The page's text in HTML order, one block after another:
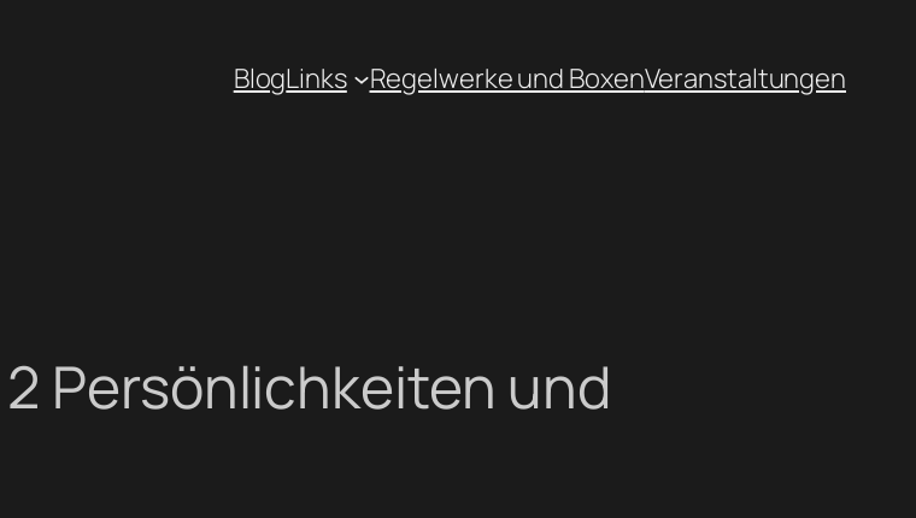
BlogLinks Regelwerke und BoxenVeranstaltungen
2 Persönlichkeiten und